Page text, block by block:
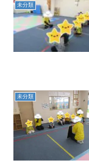
未分類
未分類